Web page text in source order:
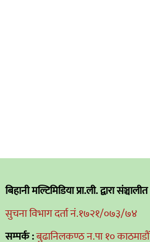
बिहानी मल्टिमिडिया प्रा.ली. द्वारा संञ्चालीत
सुचना विभाग दर्ता नं.१७२१/०७३/७४
सम्पर्क :बुढानिलकण्ठ न.पा १० काठमाडौं